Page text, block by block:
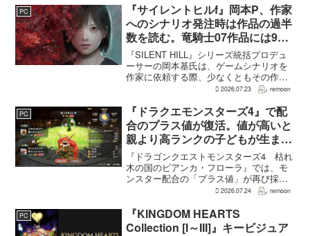
ーを務めるグッドスマイルカンパニー
の...
PC
『サイレントヒルf』岡本P、作家
へのシナリオ発注時は作品の過半
数を読む。竜騎士07作品には9割
以上目を通す
『SILENT HILL』シリーズ統括プロデュ
ーサーの岡本基氏は、ゲームシナリオを
作家に依頼する際、少なくともその作家
の作品の過半数に目を通すという。作家
たうえで物語を任せるためだ。電ファミ
ニコゲーマーが...
2026.07.23 remoon
PC
『ドラクエモンスターズ4』で配
合のプラス値が復活。値が高いと
親より高ランクの子どもが生まれ
ることも
『ドラゴンクエストモンスターズ4 枯れ
木の国のビアンカ・フローラ』では、モ
ンスター配合の「プラス値」が再び採用
される。配合を繰り返すことで数値が増
が高くなる補正がかかる。前作『ドラゴ
ンクエストモンスターズ...
2026.07.24 remoon
PC
『KINGDOM HEARTS
Collection [I～III]』キービジュア